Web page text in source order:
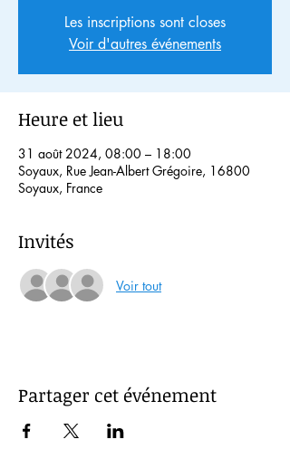
Les inscriptions sont closes
Voir d'autres événements
Heure et lieu
31 août 2024, 08:00 – 18:00
Soyaux, Rue Jean-Albert Grégoire, 16800
Soyaux, France
Invités
Voir tout
Partager cet événement